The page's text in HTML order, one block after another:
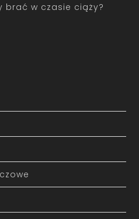
brać w czasie ciąży?